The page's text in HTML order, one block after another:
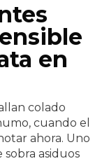
en
colado
cuando el
ahora. Uno
asiduos